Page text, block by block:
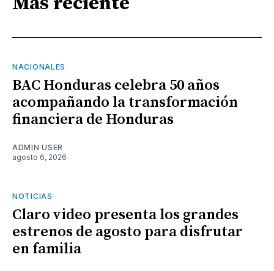
NACIONALES
BAC Honduras celebra 50 años
acompañando la transformación
financiera de Honduras
ADMIN USER
agosto 6, 2026
NOTICIAS
Claro video presenta los grandes
estrenos de agosto para disfrutar
en familia